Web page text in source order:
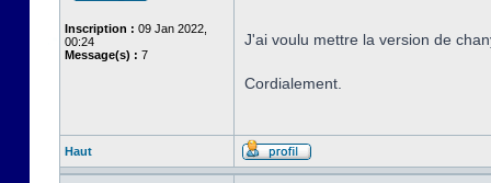
Inscription : 09 Jan 2022,
00:24
Message(s) : 7
J'ai voulu mettre la version de
Cordialement.
Haut